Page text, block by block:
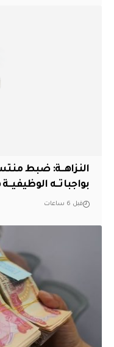
النزاهــة: ضبط
بواجباتــه
قبل 6 ساعات